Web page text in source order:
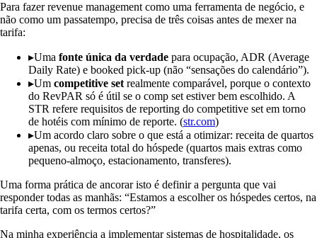
Para fazer revenue management como uma ferramenta de negócio, e
não como um passatempo, precisa de três coisas antes de mexer na
tarifa:
▸Uma fonte única da verdade para ocupação, ADR (Average
Daily Rate) e booked pick-up (não “sensações do calendário”).
▸Um competitive set realmente comparável, porque o contexto
do RevPAR só é útil se o comp set estiver bem escolhido. A
STR refere requisitos de reporting do competitive set em torno
de hotéis com mínimo de reporte. (str.com)
▸Um acordo claro sobre o que está a otimizar: receita de quartos
apenas, ou receita total do hóspede (quartos mais extras como
pequeno-almoço, estacionamento, transferes).
Uma forma prática de ancorar isto é definir a pergunta que vai
responder todas as manhãs: “Estamos a escolher os hóspedes certos, na
tarifa certa, com os termos certos?”
Na minha experiência a implementar sistemas de hospitalidade, os